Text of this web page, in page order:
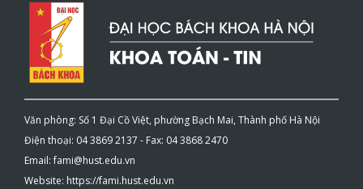
Văn phòng: Số 1 Đại Cồ Việt, phường Bạch Mai, Thành phố Hà Nội
Điện thoại: 04 3869 2137 - Fax: 04 3868 2470
Email: fami@hust.edu.vn
Website: https://fami.hust.edu.vn